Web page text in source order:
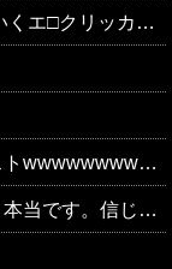
、簡単に催眠術にかかる。
この主張が通らないの？